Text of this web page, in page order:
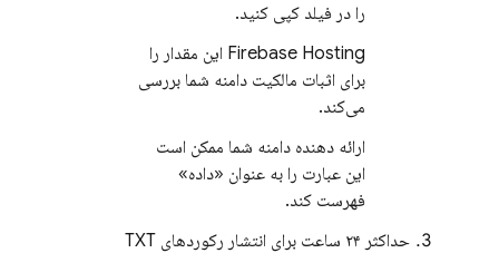
را در فیلد کپی کنید.
Firebase Hosting این مقدار را
برای اثبات مالکیت دامنه شما بررسی
می‌کند.
ارائه دهنده دامنه شما ممکن است
این عبارت را به عنوان «داده»
فهرست کند.
حداکثر ۲۴ ساعت برای انتشار رکوردهای TXT